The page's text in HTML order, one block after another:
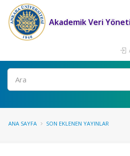
Akademik Veri
Ara
ANA SAYFA SON EKLENEN YAYINLAR